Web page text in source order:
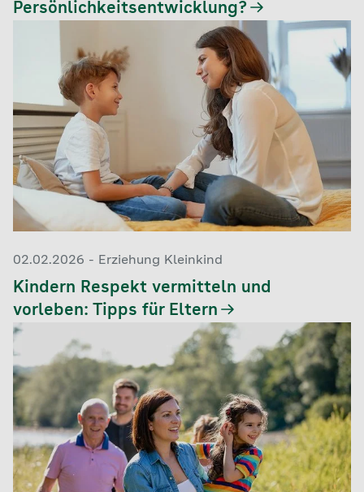
Persönlichkeitsentwicklung?
02.02.2026 - Erziehung Kleinkind
Kindern Respekt vermitteln und
vorleben: Tipps für Eltern